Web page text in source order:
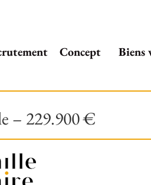
Concept Biens
– 229.900 €